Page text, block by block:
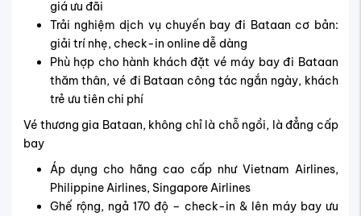
giá ưu đãi
Trải nghiệm dịch vụ chuyến bay đi Bataan cơ bản:
giải trí nhẹ, check-in online dễ dàng
Phù hợp cho hành khách đặt vé máy bay đi Bataan
thăm thân, vé đi Bataan công tác ngắn ngày, khách
trẻ ưu tiên chi phí
Vé thương gia Bataan, không chỉ là chỗ ngồi, là đẳng cấp
bay
Áp dụng cho hãng cao cấp như Vietnam Airlines,
Philippine Airlines, Singapore Airlines
Ghế rộng, ngả 170 độ – check-in & lên máy bay ưu